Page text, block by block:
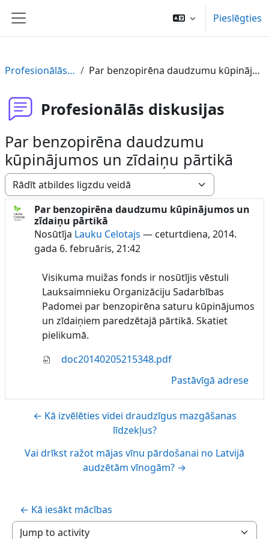
Sānu panelis
Pieslēgties
Profesionālās diskusijas Par benzopirēna daudzumu kūpinājumos un zīdaiņu pārtikā
Profesionālās diskusijas
Par benzopirēna daudzumu
kūpinājumos un zīdaiņu pārtikā
Rādīšanas režīms
Par benzopirēna daudzumu kūpinājumos un
zīdaiņu pārtikā
Nosūtīja Lauku Celotajs — ceturtdiena, 2014.
gada 6. februāris, 21:42
Atbilžu skaits: 0
Visikuma muižas fonds ir nosūtījis vēstuli
Lauksaimnieku Organizāciju Sadarbības
Padomei par benzopirēna saturu kūpinājumos
un zīdaiņiem paredzētajā pārtikā. Skatiet
pielikumā.
doc20140205215348.pdf
Pastāvīgā adrese
← Kā izvēlēties videi draudzīgus mazgāšanas
līdzekļus?
Vai drīkst ražot mājas vīnu pārdošanai no Latvijā
audzētām vīnogām? →
← Kā iesākt mācības